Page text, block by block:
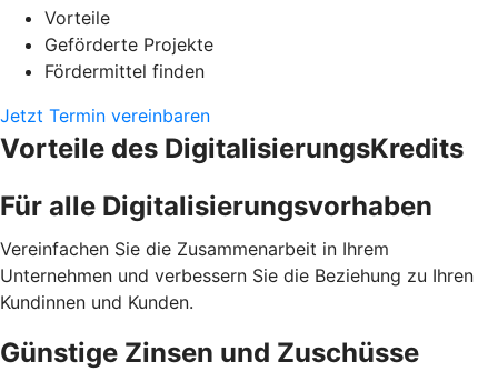
Vorteile
Geförderte Projekte
Fördermittel finden
Jetzt Termin vereinbaren
Vorteile des DigitalisierungsKredits
Für alle Digitalisierungsvorhaben
Vereinfachen Sie die Zusammenarbeit in Ihrem
Unternehmen und verbessern Sie die Beziehung zu Ihren
Kundinnen und Kunden.
Günstige Zinsen und Zuschüsse